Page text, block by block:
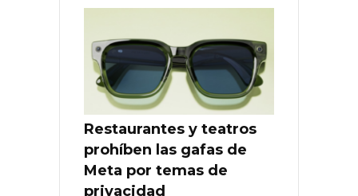
Restaurantes y teatros
prohíben las gafas de
Meta por temas de
privacidad